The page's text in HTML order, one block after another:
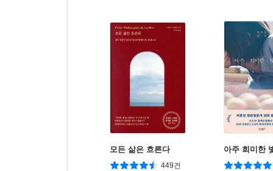
모든 삶은 흐른다
449건
아주 희미한